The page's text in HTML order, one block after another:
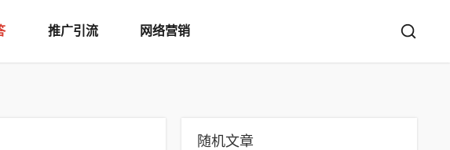
推广引流 网络营销
随机文章